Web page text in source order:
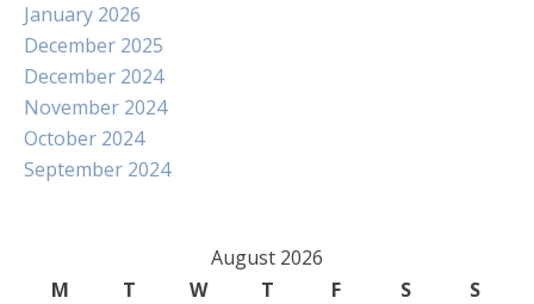
January 2026
December 2025
December 2024
November 2024
October 2024
September 2024
August 2026
M
T W T F S
S